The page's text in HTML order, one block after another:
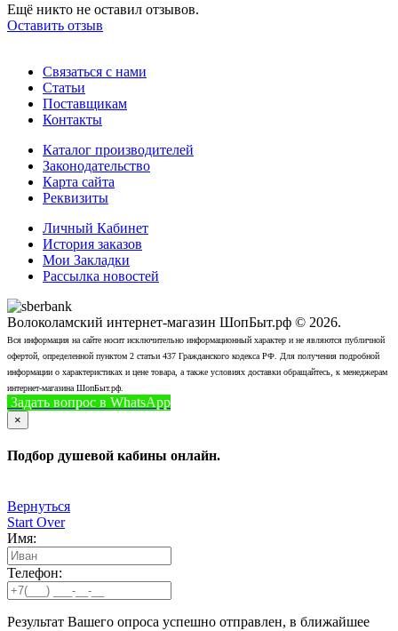
Ещё никто не оставил отзывов.
Оставить отзыв
Связаться с нами
Статьи
Поставщикам
Контакты
Каталог производителей
Законодательство
Карта сайта
Реквизиты
Личный Кабинет
История заказов
Мои Закладки
Рассылка новостей
Волоколамский интернет-магазин ШопБыт.рф © 2026.
Вся информация на сайте носит исключительно информационный характер и не являются публичной
офертой, определенной пунктом 2 статьи 437 Гражданского кодекса РФ. Для получения подробной
информации о характеристиках и цене товара, а также условиях доставки обращайтесь, к менеджерам
интернет-магазина ШопБыт.рф.
Задать вопрос в WhatsApp
×
Подбор душевой кабины онлайн.
Вернуться
Start Over
Имя:
Телефон:
Результат Вашего опроса успешно отправлен, в ближайшее